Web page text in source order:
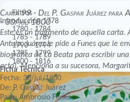
Filtros
Introducción 1778
1780 - 1784
1785 - 1789
1790 - 1794
1795 - 1799
1800 - 1816
Ficha Técnica
Fecha: 30/jul/1800
De: P. Gaspar Juárez
Para: Ambrosio Funes
Carta 99 - Del P. Gaspar Juárez para
- 30/jul/1800
Este es un fragmento de aquella
Antula, Juárez le pide a Funes que le
biográfica de La Beata para escribir
acta). Menciona a su sucesora,